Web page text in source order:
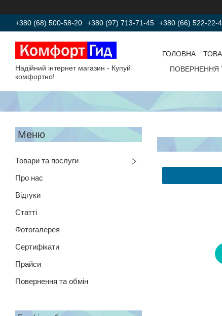
+380 (68) 500-58-20 +380 (97) 713-71-45 +380 (66) 522-22-
Надійний інтернет магазин - Купуй
комфортно!
ГОЛОВНА
ПОВЕРНЕННЯ
Товари та послуги
Про нас
Відгуки
Статті
Фотогалерея
Сертифікати
Прайси
Повернення та обмін